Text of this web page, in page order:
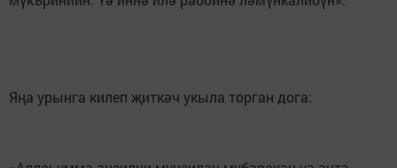
Яңа урынга килеп җиткәч укыла торган дога: